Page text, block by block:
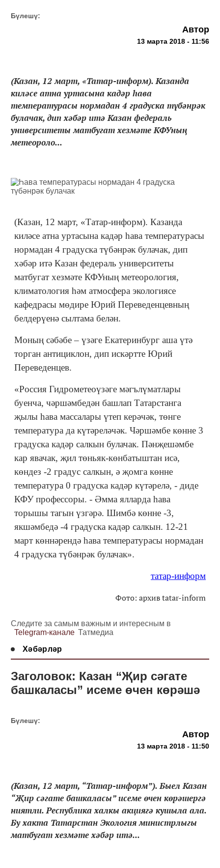
Бүлешү:
Автор
13 марта 2018 - 11:56
(Казан, 12 март, «Татар-информ). Казанда
киләсе атна уртасына кадәр һава
температурасы нормадан 4 градуска түбәнрәк
булачак, дип хәбәр итә Казан федераль
университеты матбугат хезмәте КФУның
метеороло...
(Казан, 12 март, «Татар-информ). Казанда
киләсе атна уртасына кадәр һава температурасы
нормадан 4 градуска түбәнрәк булачак, дип
хәбәр итә Казан федераль университеты
матбугат хезмәте КФУның метеорология,
климатология һәм атмосфера экологиясе
кафедрасы мөдире Юрий Переведенцевның
белдерүенә сылтама белән.
Моның сәбәбе – үзәге Екатеринбург аша үтә
торган антициклон, дип искәртте Юрий
Переведенцев.
«Россия Гидрометеоүзәге мәгълүматлары
буенча, чәршәмбедән башлап Татарстанга
җылы һава массалары үтеп керәчәк, төнге
температура да күтәреләчәк. Чәршәмбе көнне 3
градуска кадәр салкын булачак. Пәнҗешәмбе
кар явачак, җил төньяк-көнбатыштан исә,
көндез -2 градус салкын, ә җомга көнне
температура 0 градуска кадәр күтәрелә, - диде
КФУ профессоры. - Әмма ялларда һава
торышы тагын үзгәрә. Шимбә көнне -3,
якшәмбедә -4 градуска кадәр салкын. 12-21
март көннәрендә һава температурасы нормадан
4 градуска түбәнрәк булачак».
татар-информ
Фото: архив tatar-inform
Следите за самым важным и интересным в
Telegram-канале Татмедиа
Хәбәрләр
Заголовок: Казан “Җир сәгате
башкаласы” исеме өчен көрәшә
Бүлешү:
Автор
13 марта 2018 - 11:50
(Казан, 12 март, “Татар-информ”). Быел Казан
“Җир сәгате башкаласы” исеме өчен көрәшергә
ниятли. Республика халкы акциягә кушыла ала.
Бу хакта Татарстан Экология министрлыгы
матбугат хезмәте хәбәр итә...